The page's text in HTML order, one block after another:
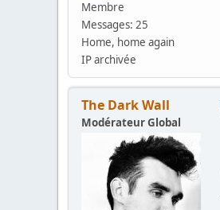
Membre
Messages: 25
Home, home again
IP archivée
The Dark Wall
Modérateur Global